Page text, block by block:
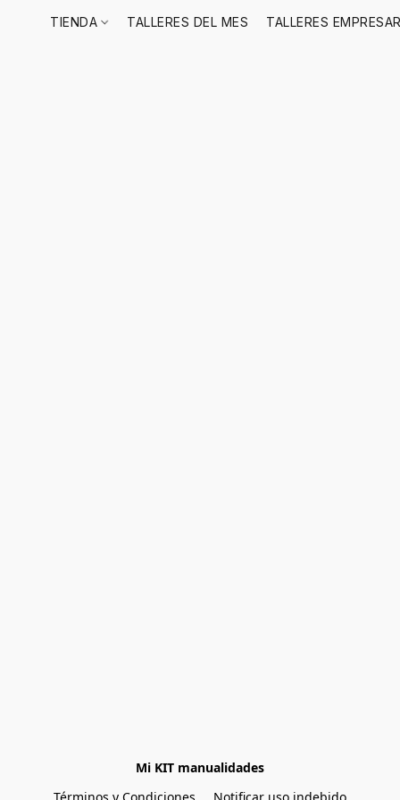
TIENDA TALLERES DEL MES TALLERES
Mi KIT manualidades